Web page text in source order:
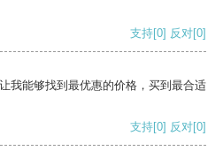
支持[0] 反对[0]
我能够找到最优惠的价格，买到最合适
支持[0] 反对[0]